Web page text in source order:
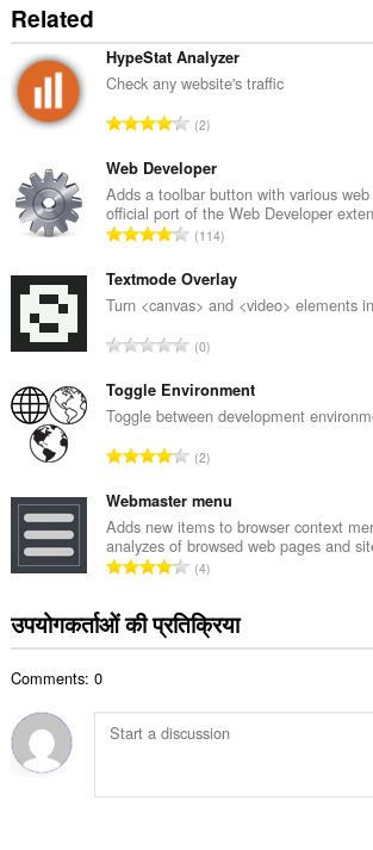
Related
HypeStat Analyzer
Check any website's traffic
रे
ग
की
कु
ल
ख्या
:
2
Web Developer
Adds a toolbar button with various
official port of the Web Developer
रे
ग
की
ल
ख्या
:
114
Textmode Overlay
Turn <canvas> and <video> elements
रे
ग
की
ल
ख्या
:
0
Toggle Environment
Toggle between development
रे
ग
की
कु
ल
ख्या
:
2
Webmaster menu
Adds new items to browser context
analyzes of browsed web pages and
रे
ग
की
सं
ख्या
4
उपयोगकर्ताओं की प्रतिक्रिया
Comments: 0